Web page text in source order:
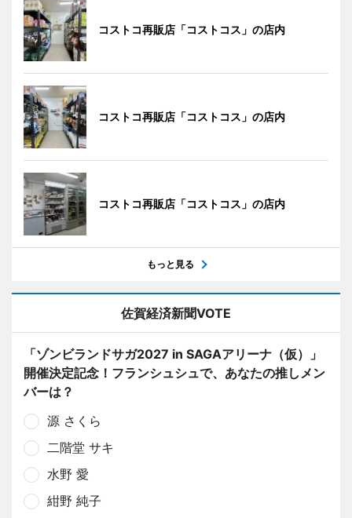
コストコ再販店「コストコス」の店内
コストコ再販店「コストコス」の店内
コストコ再販店「コストコス」の店内
もっと見る
佐賀経済新聞VOTE
「ゾンビランドサガ2027 in SAGAアリーナ（仮）」
開催決定記念！フランシュシュで、あなたの推しメン
バーは？
源 さくら
二階堂 サキ
水野 愛
紺野 純子